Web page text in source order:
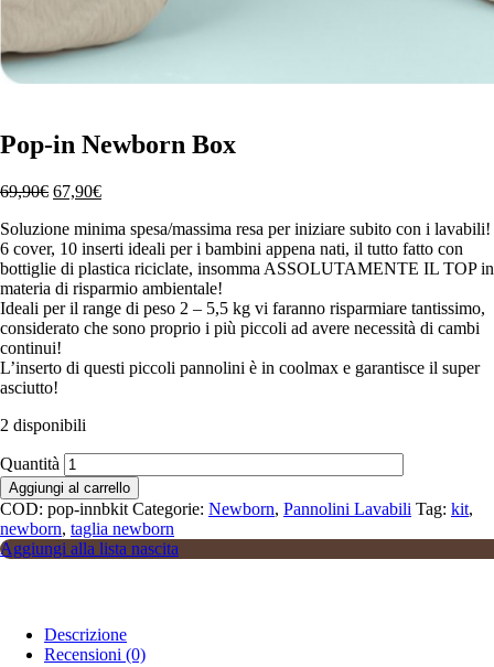
Pop-in Newborn Box
69,90€ Il
originale
era:
69,90€.
67,90€Il
attuale
è:
67,90€.
Soluzione minima spesa/massima resa per iniziare subito con i lavabili!
6 cover, 10 inserti ideali per i bambini appena nati, il tutto fatto con
bottiglie di plastica riciclate, insomma ASSOLUTAMENTE IL TOP in
materia di risparmio ambientale!
Ideali per il range di peso 2 – 5,5 kg vi faranno risparmiare tantissimo,
considerato che sono proprio i più piccoli ad avere necessità di cambi
continui!
L’inserto di questi piccoli pannolini è in coolmax e garantisce il super
asciutto!
2 disponibili
Quantità
Aggiungi al carrello
COD: pop-innbkit Categorie: Newborn, Pannolini Lavabili Tag: kit,
newborn, taglia newborn
Aggiungi alla lista nascita
Descrizione
Recensioni (0)